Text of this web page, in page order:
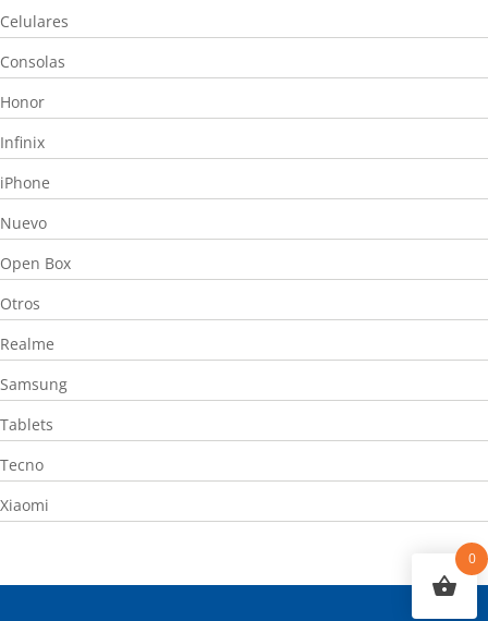
Celulares
Consolas
Honor
Infinix
iPhone
Nuevo
Open Box
Otros
Realme
Samsung
Tablets
Tecno
Xiaomi
0